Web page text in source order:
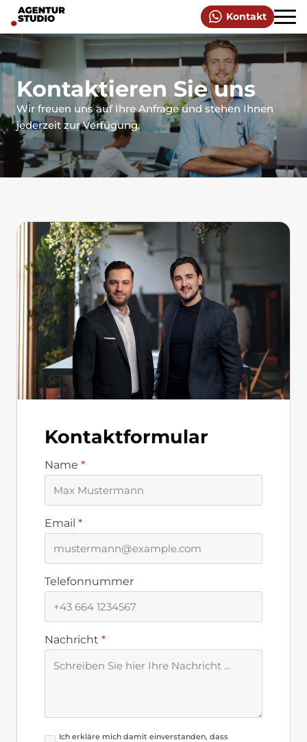
Kontakt
Kontaktieren Sie uns
Wir freuen uns auf Ihre Anfrage und stehen Ihnen
jederzeit zur Verfügung.
Kontaktformular
Name *
Email *
Telefonnummer
Nachricht *
Datenschutzbestimmung
Ich erkläre mich damit einverstanden, dass